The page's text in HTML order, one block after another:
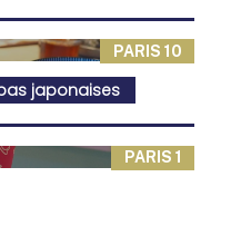
PARIS 10
japonaises
PARIS 1